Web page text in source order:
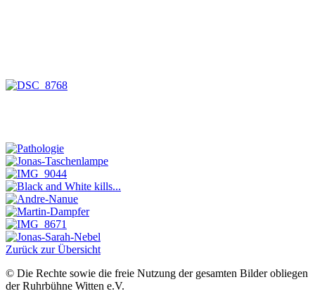
Zurück zur Übersicht
© Die Rechte sowie die freie Nutzung der gesamten Bilder obliegen
der Ruhrbühne Witten e.V.